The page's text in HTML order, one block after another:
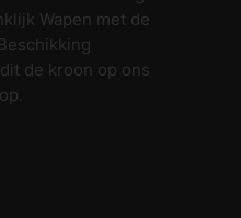
Wapen met de
de kroon op ons